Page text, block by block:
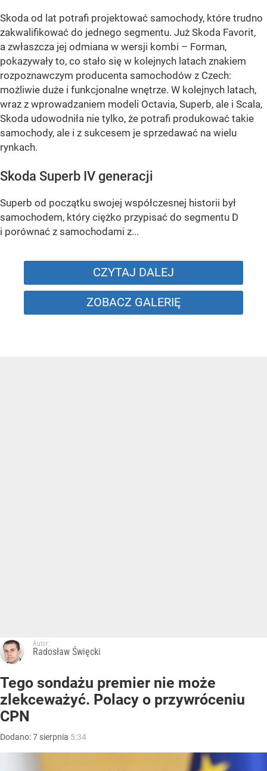
Skoda od lat potrafi projektować samochody, które trudno
zakwalifikować do jednego segmentu. Już Skoda Favorit,
a zwłaszcza jej odmiana w wersji kombi – Forman,
pokazywały to, co stało się w kolejnych latach znakiem
rozpoznawczym producenta samochodów z Czech:
możliwie duże i funkcjonalne wnętrze. W kolejnych latach,
wraz z wprowadzaniem modeli Octavia, Superb, ale i Scala,
Skoda udowodniła nie tylko, że potrafi produkować takie
samochody, ale i z sukcesem je sprzedawać na wielu
rynkach.
Skoda Superb IV generacji
Superb od początku swojej współczesnej historii był
samochodem, który ciężko przypisać do segmentu D
i porównać z samochodami z...
CZYTAJ DALEJ
ZOBACZ GALERIĘ
Autor:
Radosław Święcki
Tego sondażu premier nie może
zlekceważyć. Polacy o przywróceniu
CPN
Dodano:7 sierpnia 5:34